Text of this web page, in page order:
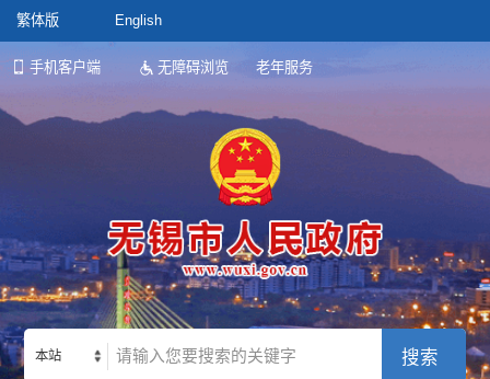
繁体版 English
手机客户端 无障碍浏览 老年服务
本站